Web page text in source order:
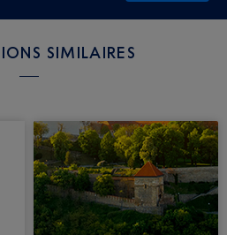
SIMILAIRES